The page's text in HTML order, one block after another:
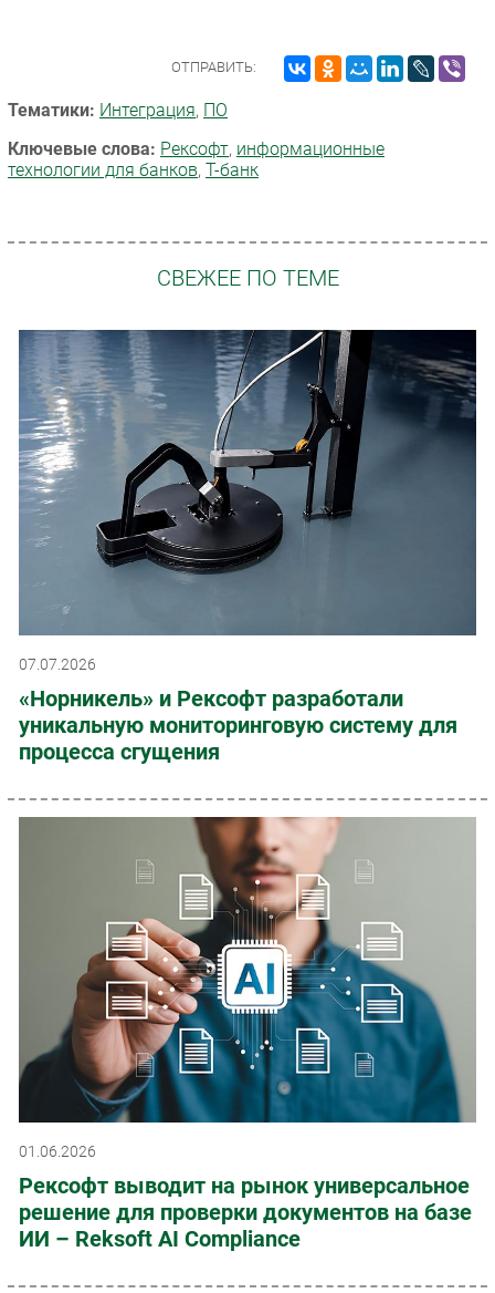
ОТПРАВИТЬ:
Тематики: Интеграция, ПО
Ключевые слова: Рексофт, информационные
технологии для банков, Т-банк
СВЕЖЕЕ ПО ТЕМЕ
07.07.2026
«Норникель» и Рексофт разработали
уникальную мониторинговую систему для
процесса сгущения
01.06.2026
Рексофт выводит на рынок универсальное
решение для проверки документов на базе
ИИ – Reksoft AI Compliance